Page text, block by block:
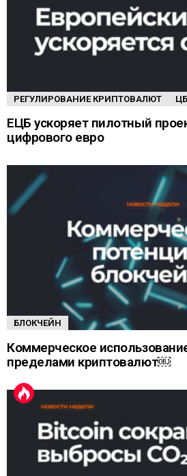
РЕГУЛИРОВАНИЕ КРИПТОВАЛЮТ ЦБ
ЕЦБ ускоряет пилотный
цифрового евро
БЛОКЧЕЙН
Коммерческое
пределами криптовалют￼